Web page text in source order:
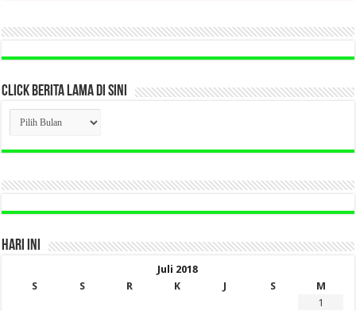
CLICK BERITA LAMA DI SINI
CLICK
BERITA
LAMA
DI
HARI INI
Juli 2018
S
S R K J S
M
1